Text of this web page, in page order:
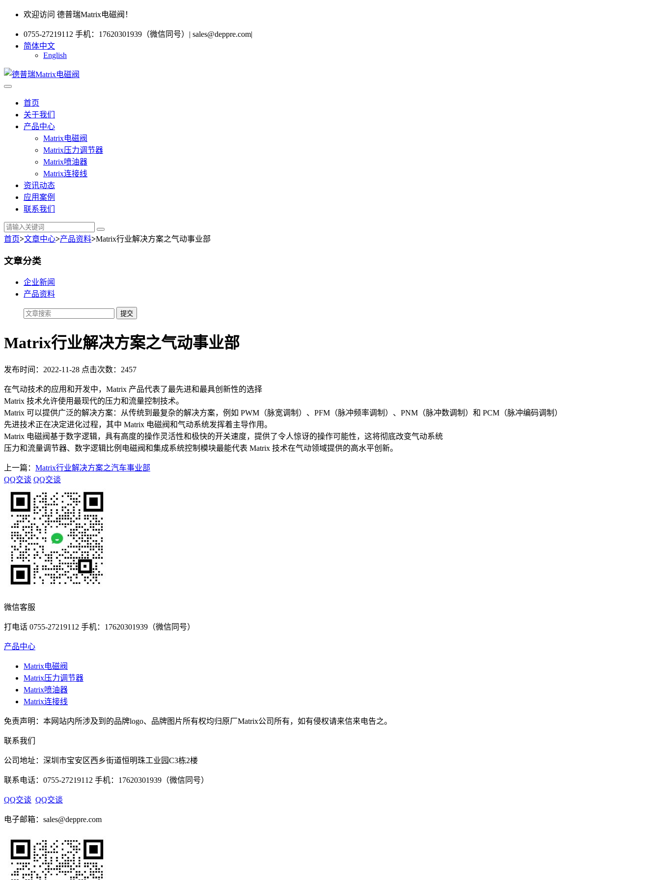
欢迎访问 德普瑞Matrix电磁阀！
0755-27219112 手机：17620301939（微信同号） | sales@deppre.com|
简体中文
English
首页
关于我们
产品中心
Matrix电磁阀
Matrix压力调节器
Matrix喷油器
Matrix连接线
资讯动态
应用案例
联系我们
首页>文章中心>产品资料>Matrix行业解决方案之气动事业部
文章分类
企业新闻
产品资料
Matrix行业解决方案之气动事业部
发布时间：2022-11-28 点击次数：2457
在气动技术的应用和开发中，Matrix 产品代表了最先进和最具创新性的选择
Matrix 技术允许使用最现代的压力和流量控制技术。
Matrix 可以提供广泛的解决方案：从传统到最复杂的解决方案，例如 PWM（脉宽调制）、PFM（脉冲频率调制）、PNM（脉冲数调制）和 PCM（脉冲编码调制）
先进技术正在决定进化过程，其中 Matrix 电磁阀和气动系统发挥着主导作用。
Matrix 电磁阀基于数字逻辑，具有高度的操作灵活性和极快的开关速度，提供了令人惊讶的操作可能性，这将彻底改变气动系统
压力和流量调节器、数字逻辑比例电磁阀和集成系统控制模块最能代表 Matrix 技术在气动领域提供的高水平创新。
上一篇： Matrix行业解决方案之汽车事业部
QQ交谈 QQ交谈
微信客服
打电话 0755-27219112 手机：17620301939（微信同号）
产品中心
Matrix电磁阀
Matrix压力调节器
Matrix喷油器
Matrix连接线
免责声明：本网站内所涉及到的品牌logo、品牌图片所有权均归原厂Matrix公司所有，如有侵权请来信来电告之。
联系我们
公司地址：深圳市宝安区西乡街道恒明珠工业园C3栋2楼
联系电话：0755-27219112 手机：17620301939（微信同号）
QQ交谈 QQ交谈
电子邮箱：sales@deppre.com